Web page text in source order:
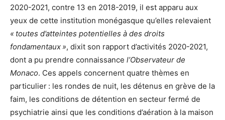
2020-2021, contre 13 en 2018-2019, il est apparu aux
yeux de cette institution monégasque qu’elles relevaient
« toutes d’atteintes potentielles à des droits
fondamentaux », dixit son rapport d’activités 2020-2021,
dont a pu prendre connaissance l’Observateur de
Monaco. Ces appels concernent quatre thèmes en
particulier : les rondes de nuit, les détenus en grève de la
faim, les conditions de détention en secteur fermé de
psychiatrie ainsi que les conditions d’aération à la maison